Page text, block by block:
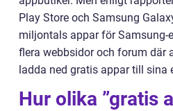
Play Store och Samsung
miljontals appar för Samsung-
flera webbsidor och forum där
ladda ned gratis appar till sina
Hur olika ”gratis